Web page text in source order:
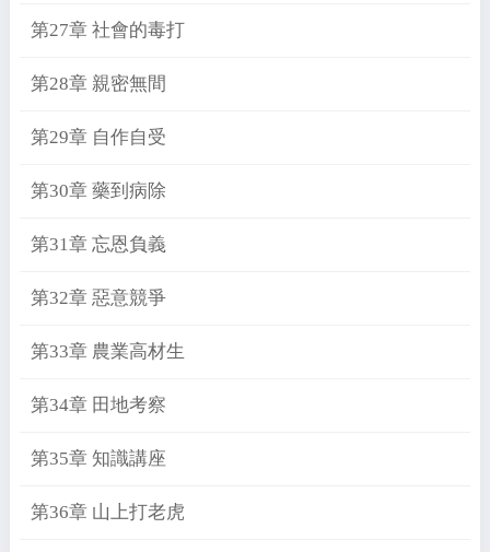
第27章 社會的毒打
第28章 親密無間
第29章 自作自受
第30章 藥到病除
第31章 忘恩負義
第32章 惡意競爭
第33章 農業高材生
第34章 田地考察
第35章 知識講座
第36章 山上打老虎